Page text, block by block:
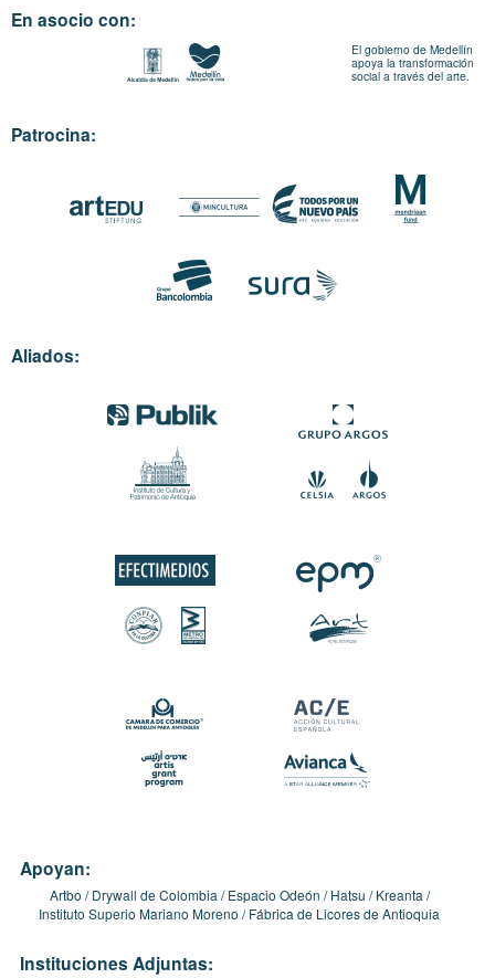
En asocio con:
El gobierno de Medellín
apoya la transformación
social a través del arte.
Patrocina:
Aliados:
Apoyan:
Artbo Drywall de Colombia Espacio Odeón Hatsu
Kreanta
Instituto Superio Mariano Moreno
Fábrica de Licores de Antioquia
Instituciones Adjuntas: